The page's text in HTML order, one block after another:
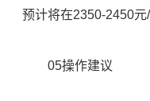
预计将在2350-2450元
05操作建议